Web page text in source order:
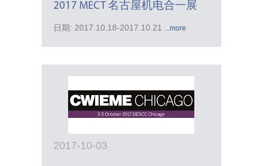
2017 MECT 名古屋机电合一展
日期: 2017.10.18-2017.10.21 ...more
2017-10-03